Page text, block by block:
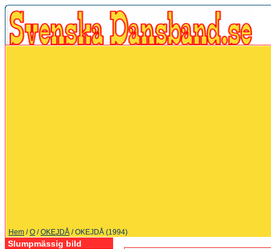
Hem /O /OKEJDÅ / OKEJDÅ (1994)
Slumpmässig bild